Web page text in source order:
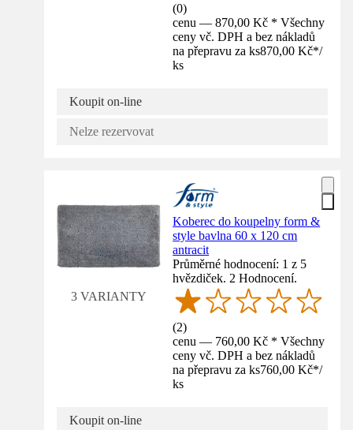
(0)
cenu — 870,00 Kč * Všechny
ceny vč. DPH a bez nákladů
na přepravu za ks870,00 Kč*/
ks
Koupit on-line
Nelze rezervovat
3 VARIANTY
Koberec do koupelny form &
style bavlna 60 x 120 cm
antracit
Průměrné hodnocení: 1 z 5
hvězdiček. 2 Hodnocení.
(2)
cenu — 760,00 Kč * Všechny
ceny vč. DPH a bez nákladů
na přepravu za ks760,00 Kč*/
ks
Koupit on-line